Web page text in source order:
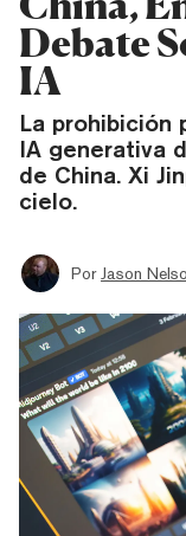
Debate
IA
La prohibición
IA generativa
de China. Xi
cielo.
Por Jason